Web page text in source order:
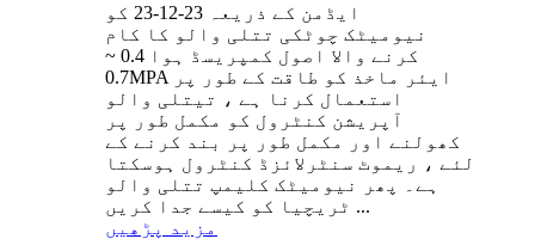
ایڈمن کے ذریعہ 23-12-23 کو
نیومیٹک چوٹکی تتلی والو کا کام
کرنے والا اصول کمپریسڈ ہوا 0.4 ~
0.7MPA ایئر ماخذ کو طاقت کے طور پر
استعمال کرنا ہے ، تیتلی والو
آپریشن کنٹرول کو مکمل طور پر
کھولنے اور مکمل طور پر بند کرنے کے
لئے ، ریموٹ سنٹرلائزڈ کنٹرول ہوسکتا
ہے۔ پھر نیومیٹک کلیمپ تتلی والو
ٹریچیا کو کیسے جدا کریں ...
مزید پڑھیں